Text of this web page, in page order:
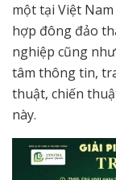
một tại Việt
hợp đông đảo
nghiệp cũng
tâm thông tin,
thuật, chiến
này.